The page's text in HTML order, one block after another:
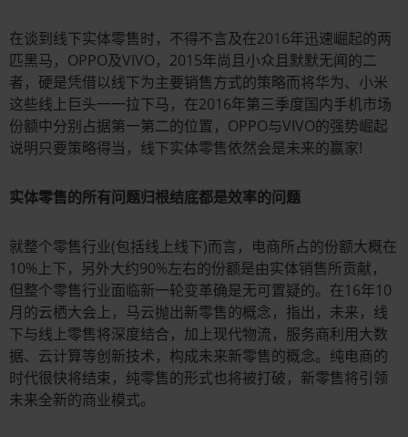
在谈到线下实体零售时，不得不言及在2016年迅速崛起的两
匹黑马，OPPO及VIVO，2015年尚且小众且默默无闻的二
者，硬是凭借以线下为主要销售方式的策略而将华为、小米
这些线上巨头一一拉下马，在2016年第三季度国内手机市场
份额中分别占据第一第二的位置，OPPO与VIVO的强势崛起
说明只要策略得当，线下实体零售依然会是未来的赢家!
实体零售的所有问题归根结底都是效率的问题
就整个零售行业(包括线上线下)而言，电商所占的份额大概在
10%上下，另外大约90%左右的份额是由实体销售所贡献，
但整个零售行业面临新一轮变革确是无可置疑的。在16年10
月的云栖大会上，马云抛出新零售的概念，指出，未来，线
下与线上零售将深度结合，加上现代物流，服务商利用大数
据、云计算等创新技术，构成未来新零售的概念。纯电商的
时代很快将结束，纯零售的形式也将被打破，新零售将引领
未来全新的商业模式。